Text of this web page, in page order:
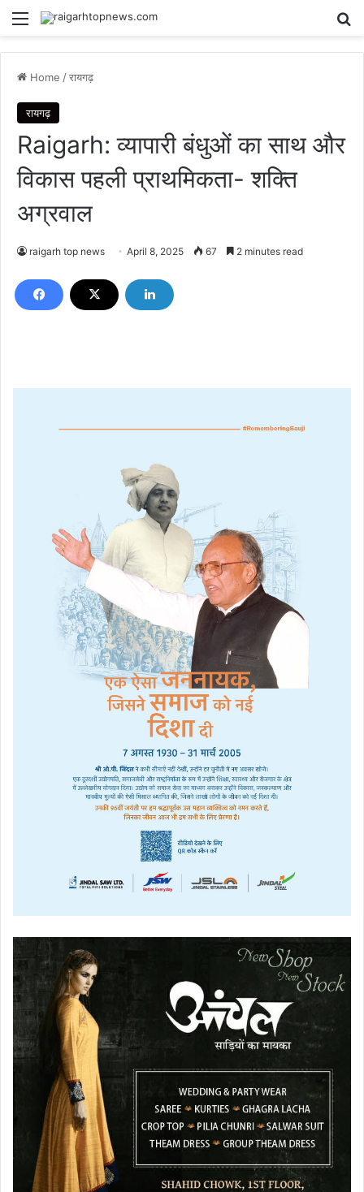
Menu
Home /रायगढ़
रायगढ़
Raigarh: व्यापारी बंधुओं का साथ और
विकास पहली प्राथमिकता- शक्ति
अग्रवाल
raigarh top news April 8, 2025 67 2 minutes read